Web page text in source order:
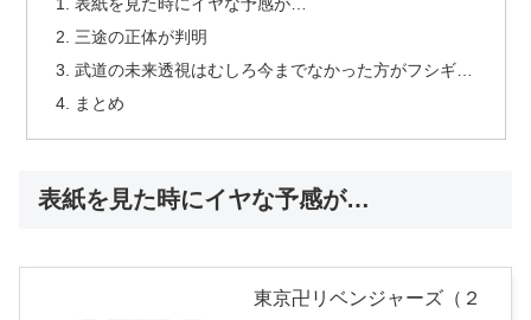
表紙を見た時にイヤな予感が…
三途の正体が判明
武道の未来透視はむしろ今までなかった方がフシギ…
まとめ
表紙を見た時にイヤな予感が…
東京卍リベンジャーズ（２